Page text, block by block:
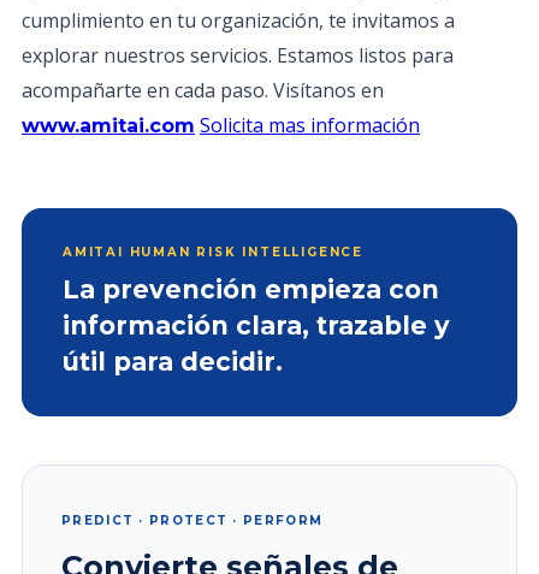
cumplimiento en tu organización, te invitamos a
explorar nuestros servicios. Estamos listos para
acompañarte en cada paso. Visítanos en
www.amitai.com Solicita mas información
AMITAI HUMAN RISK INTELLIGENCE
La prevención empieza con
información clara, trazable y
útil para decidir.
PREDICT · PROTECT · PERFORM
Convierte señales de